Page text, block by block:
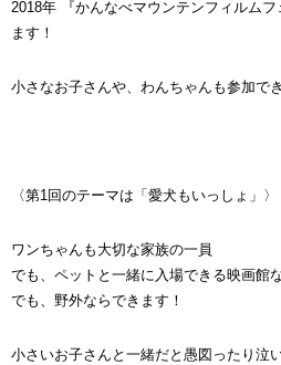
2018年 『かんなべマウンテンフィルム
ます！
小さなお子さんや、わんちゃんも参加で
〈第1回のテーマは「愛犬もいっしょ」〉
ワンちゃんも大切な家族の一員
でも、ペットと一緒に入場できる映画館
でも、野外ならできます！
小さいお子さんと一緒だと愚図ったり泣